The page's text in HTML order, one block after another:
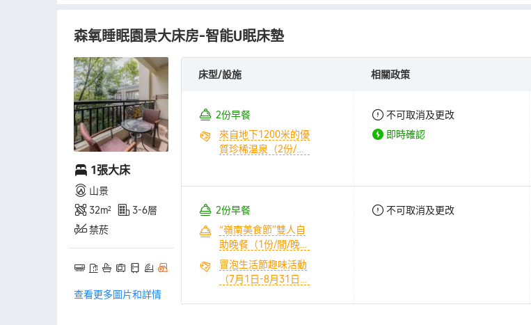
晚）
間） + 無限次幹蒸、
泉水療體驗（共2份/
+ 童趣兒童卡丁車10
分鐘（共1份/間） +
580元全園區遊樂康
森氧睡眠園景大床房-智能U眠床墊
1張大床
山景
32㎡
3-6層
禁菸
查看更多圖片和詳情
床型/設施 相關政策
2份早餐
來自地下1200米的優
質珍稀温泉（2份/間/
坪體驗（共1份/間）
動（7月1日-8月31
日）（共1份/間） +
童趣兒童卡丁車10分
鐘（共1份/間） +
不可取消及更改
即時確認
2份早餐
“嶺南美食節”雙人自
助晚餐（1份/間/晚）
+ 歡迎水果（共1份/
間）
冒泡生活節趣味活動
（7月1日-8月31日）
不可取消及更改